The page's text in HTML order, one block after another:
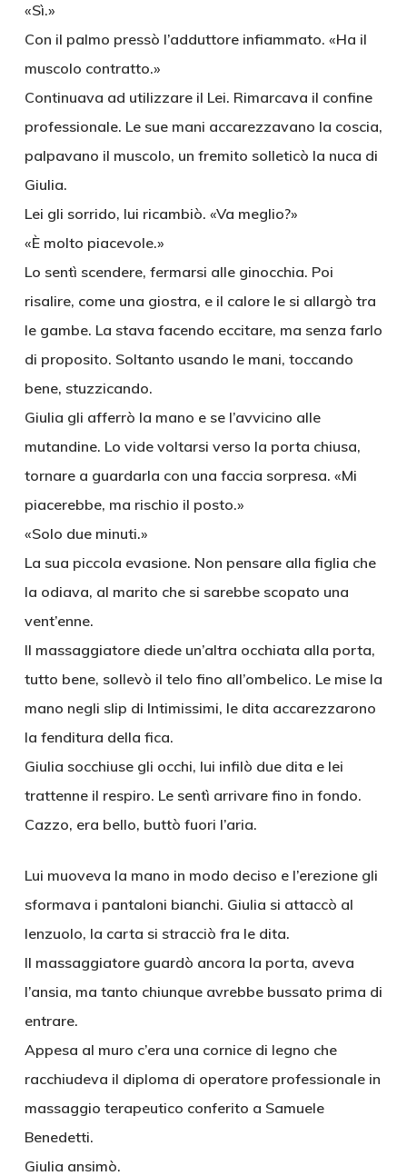
«Sì.»
Con il palmo pressò l’adduttore infiammato. «Ha il
muscolo contratto.»
Continuava ad utilizzare il Lei. Rimarcava il confine
professionale. Le sue mani accarezzavano la coscia,
palpavano il muscolo, un fremito solleticò la nuca di
Giulia.
Lei gli sorrido, lui ricambiò. «Va meglio?»
«È molto piacevole.»
Lo sentì scendere, fermarsi alle ginocchia. Poi
risalire, come una giostra, e il calore le si allargò tra
le gambe. La stava facendo eccitare, ma senza farlo
di proposito. Soltanto usando le mani, toccando
bene, stuzzicando.
Giulia gli afferrò la mano e se l’avvicino alle
mutandine. Lo vide voltarsi verso la porta chiusa,
tornare a guardarla con una faccia sorpresa. «Mi
piacerebbe, ma rischio il posto.»
«Solo due minuti.»
La sua piccola evasione. Non pensare alla figlia che
la odiava, al marito che si sarebbe scopato una
vent’enne.
Il massaggiatore diede un’altra occhiata alla porta,
tutto bene, sollevò il telo fino all’ombelico. Le mise la
mano negli slip di Intimissimi, le dita accarezzarono
la fenditura della fica.
Giulia socchiuse gli occhi, lui infilò due dita e lei
trattenne il respiro. Le sentì arrivare fino in fondo.
Cazzo, era bello, buttò fuori l’aria.
Lui muoveva la mano in modo deciso e l’erezione gli
sformava i pantaloni bianchi. Giulia si attaccò al
lenzuolo, la carta si stracciò fra le dita.
Il massaggiatore guardò ancora la porta, aveva
l’ansia, ma tanto chiunque avrebbe bussato prima di
entrare.
Appesa al muro c’era una cornice di legno che
racchiudeva il diploma di operatore professionale in
massaggio terapeutico conferito a Samuele
Benedetti.
Giulia ansimò.